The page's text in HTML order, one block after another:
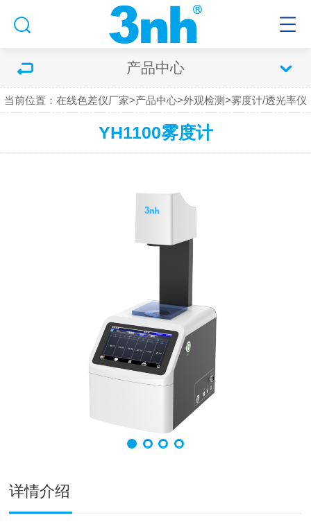
产品中心
当前位置： 在线色差仪厂家>产品中心>外观检测>雾度计/透光率仪
YH1100雾度计
详情介绍